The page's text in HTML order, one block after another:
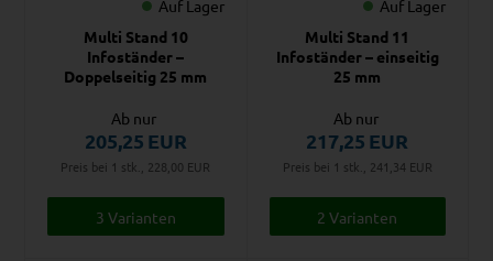
Auf Lager
Multi Stand 10
Infoständer –
Doppelseitig 25 mm
Ab nur
205,25 EUR
Preis bei 1 stk., 228,00 EUR
3 Varianten
Auf Lager
Multi Stand 11
Infoständer – einseitig
25 mm
Ab nur
217,25 EUR
Preis bei 1 stk., 241,34 EUR
2 Varianten